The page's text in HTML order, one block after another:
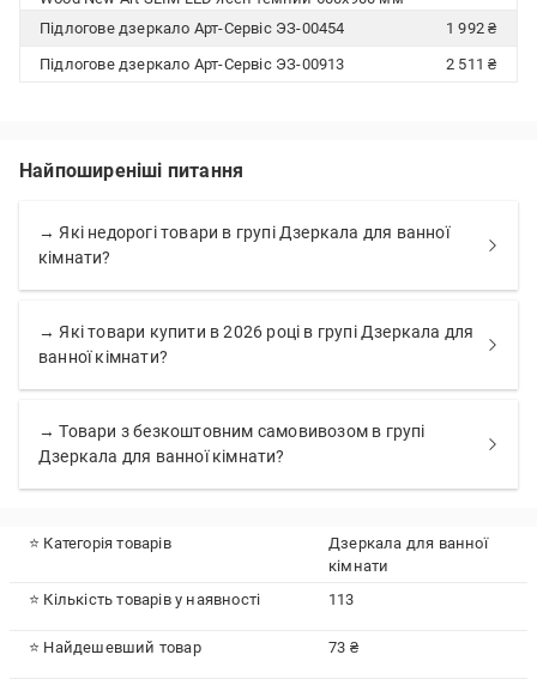
Підлогове дзеркало Арт-Сервіс ЭЗ-00454
1 992 ₴
Підлогове дзеркало Арт-Сервіс ЭЗ-00913
2 511 ₴
Найпоширеніші питання
→ Які недорогі товари в групі Дзеркала для ванної
кімнати?
→ Які товари купити в 2026 році в групі Дзеркала для
ванної кімнати?
→ Товари з безкоштовним самовивозом в групі
Дзеркала для ванної кімнати?
⭐ Категорія товарів
Дзеркала для ванної
кімнати
⭐ Кількість товарів у наявності
113
⭐ Найдешевший товар 73 ₴